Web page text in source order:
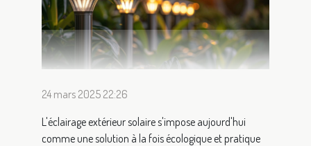
24 mars 2025 22:26
L'éclairage extérieur solaire s'impose aujourd'hui
comme une solution à la fois écologique et pratique